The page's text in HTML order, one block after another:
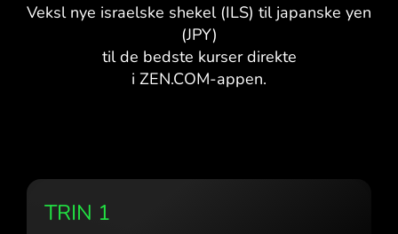
Veksl nye israelske shekel (ILS) til japanske yen
(JPY)
til de bedste kurser direkte
i ZEN.COM-appen.
TRIN 1